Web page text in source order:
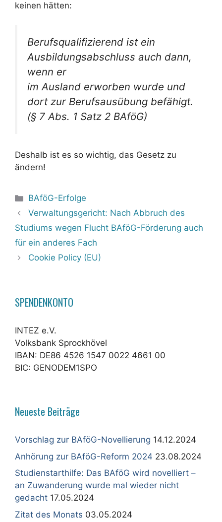
keinen hätten:
Berufsqualifizierend ist ein
Ausbildungsabschluss auch dann,
wenn er
im Ausland erworben wurde und
dort zur Berufsausübung befähigt.
(§ 7 Abs. 1 Satz 2 BAföG)
Deshalb ist es so wichtig, das Gesetz zu
ändern!
Kategorien
BAföG-Erfolge
Verwaltungsgericht: Nach Abbruch des
Studiums wegen Flucht BAföG-Förderung auch
für ein anderes Fach
Cookie Policy (EU)
SPENDENKONTO
INTEZ e.V.
Volksbank Sprockhövel
IBAN: DE86 4526 1547 0022 4661 00
BIC: GENODEM1SPO
Neueste Beiträge
Vorschlag zur BAföG-Novellierung 14.12.2024
Anhörung zur BAföG-Reform 2024 23.08.2024
Studienstarthilfe: Das BAföG wird novelliert –
an Zuwanderung wurde mal wieder nicht
gedacht 17.05.2024
Zitat des Monats 03.05.2024